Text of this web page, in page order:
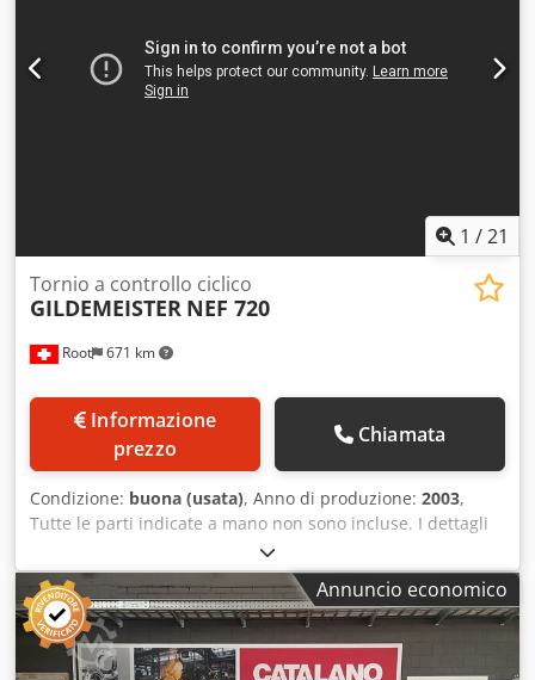
1 /21
Root 671 km
Tornio a controllo ciclico
GILDEMEISTER NEF 720
prezzo
Chiamata
Condizione: buona (usata), Anno di produzione: 2003,
Tutte le parti indicate a mano non sono incluse. I dettagli
tecnici sono visibili in foto. Chodpjyyniaefx Ab Ssa
Annuncio economico